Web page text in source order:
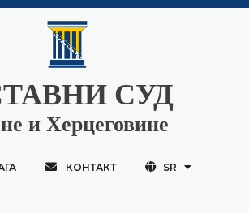
СУД
и Херцеговине
КОНТАКТ SR